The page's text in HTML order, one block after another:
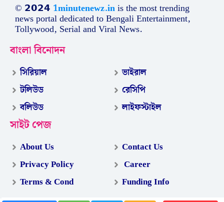
© 𝟮𝟬𝟮𝟰 1minutenewz.inis the most trending
news portal dedicated to Bengali Entertainment,
Tollywood, Serial and Viral News.
বাংলা বিনোদন
সিরিয়াল
টলিউড
বলিউড
ভাইরাল
রেসিপি
লাইফস্টাইল
সাইট পেজ
About Us
Privacy Policy
Terms & Cond
Contact Us
Career
Funding Info